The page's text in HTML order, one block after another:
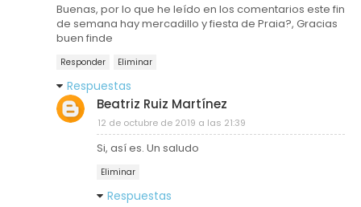
Buenas, por lo que he leído en los comentarios este fin
de semana hay mercadillo y fiesta de Praia?, Gracias
buen finde
Responder Eliminar
Respuestas
Beatriz Ruiz Martínez
12 de octubre de 2019 a las 21:39
Si, así es. Un saludo
Eliminar
Respuestas